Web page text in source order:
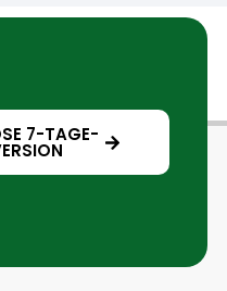
7-TAGE-